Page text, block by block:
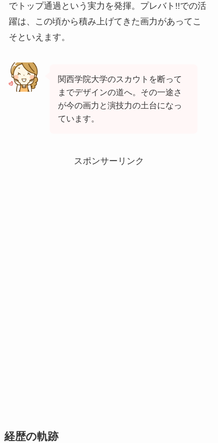
でトップ通過という実力を発揮。プレバト!!での活
躍は、この頃から積み上げてきた画力があってこ
そといえます。
関西学院大学のスカウトを断って
までデザインの道へ。その一途さ
が今の画力と演技力の土台になっ
ています。
スポンサーリンク
経歴の軌跡